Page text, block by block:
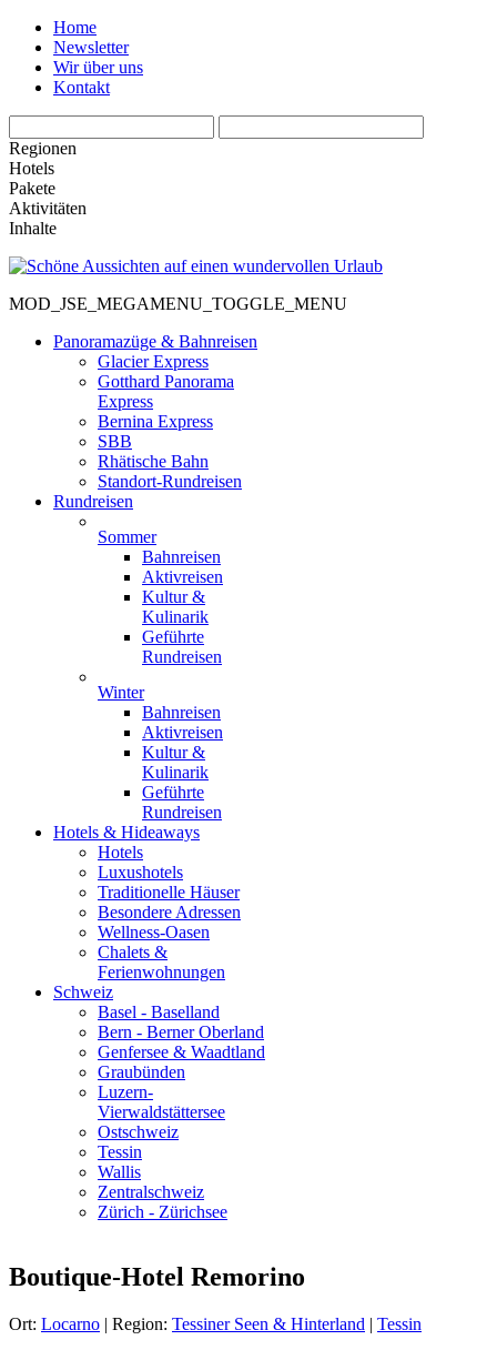
Home
Newsletter
Wir über uns
Kontakt
Regionen
Hotels
Pakete
Aktivitäten
Inhalte
MOD_JSE_MEGAMENU_TOGGLE_MENU
Panoramazüge & Bahnreisen
Glacier Express
Gotthard Panorama
Express
Bernina Express
SBB
Rhätische Bahn
Standort-Rundreisen
Rundreisen
Sommer
Bahnreisen
Aktivreisen
Kultur &
Kulinarik
Geführte
Rundreisen
Winter
Bahnreisen
Aktivreisen
Kultur &
Kulinarik
Geführte
Rundreisen
Hotels & Hideaways
Hotels
Luxushotels
Traditionelle Häuser
Besondere Adressen
Wellness-Oasen
Chalets &
Ferienwohnungen
Schweiz
Basel - Baselland
Bern - Berner Oberland
Genfersee & Waadtland
Graubünden
Luzern-
Vierwaldstättersee
Ostschweiz
Tessin
Wallis
Zentralschweiz
Zürich - Zürichsee
Boutique-Hotel Remorino
Ort: Locarno | Region: Tessiner Seen & Hinterland | Tessin